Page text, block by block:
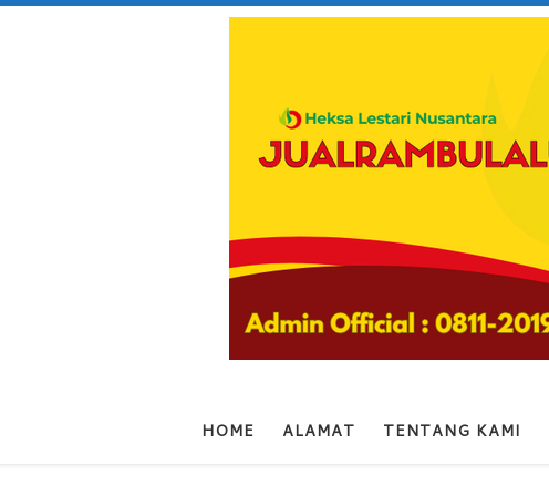
HOME ALAMAT TENTANG KAMI